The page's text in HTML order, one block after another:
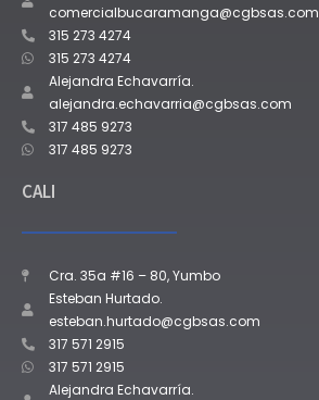
comercialbucaramanga@cgbsas.com
315 273 4274
315 273 4274
Alejandra Echavarría.
alejandra.echavarria@cgbsas.com
317 485 9273
317 485 9273
CALI
Cra. 35a #16 – 80, Yumbo
Esteban Hurtado.
esteban.hurtado@cgbsas.com
317 571 2915
317 571 2915
Alejandra Echavarría.